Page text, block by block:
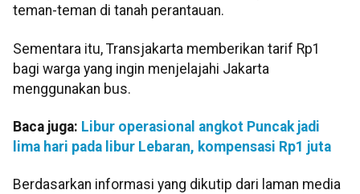
teman-teman di tanah perantauan.
Sementara itu, Transjakarta memberikan tarif Rp1
bagi warga yang ingin menjelajahi Jakarta
menggunakan bus.
Baca juga: Libur operasional angkot Puncak jadi
lima hari pada libur Lebaran, kompensasi Rp1 juta
Berdasarkan informasi yang dikutip dari laman media